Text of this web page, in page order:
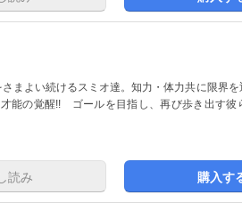
まよい続けるスミオ達。知力・体力共に限界
能の覚醒!! ゴールを目指し、再び歩き出す彼
読み 購入す